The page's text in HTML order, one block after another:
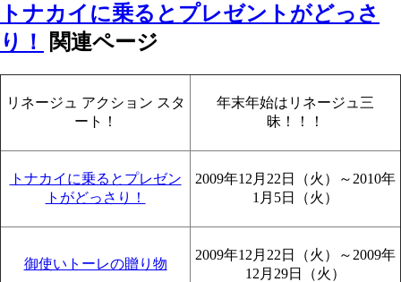
トナカイに乗るとプレゼントがどっさ
り！
関連ページ
リネージュ アクション スタ
ート！
年末年始はリネージュ三
昧！！！
トナカイに乗るとプレゼン
トがどっさり！
2009年12月22日（火）～2010年
1月5日（火）
御使いトーレの贈り物
2009年12月22日（火）～2009年
12月29日（火）